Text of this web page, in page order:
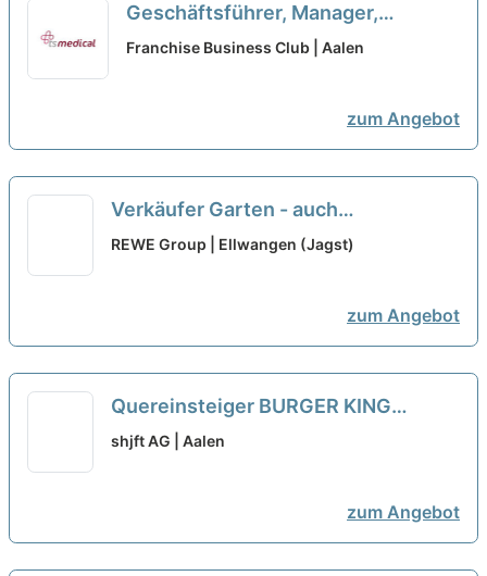
Geschäftsführer, Manager,
Quereinsteiger, Macher als
Franchise Business Club | Aalen
zum Angebot
Verkäufer Garten - auch
Quereinsteiger (m/w/d)
REWE Group | Ellwangen (Jagst)
zum Angebot
Quereinsteiger BURGER KING
(m/w/d) neu
shjft AG | Aalen
zum Angebot